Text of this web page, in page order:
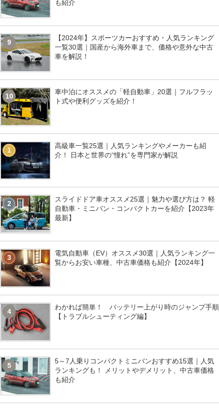
も紹介
9
【2024年】スポーツカーおすすめ・人気ランキング
一覧30選｜国産から海外車まで、価格や意外な中古
車を解説！
10
車中泊にオススメの「軽自動車」20選｜フルフラッ
ト式や便利グッズを紹介！
1
高級車一覧25選｜人気ランキングやメーカーも紹
介！ 日本と世界の“憧れ”を専門家が解説
2
スライドドア車オススメ25選｜魅力や選び方は？ 軽
自動車・ミニバン・コンパクトカーを紹介【2023年
最新】
3
電気自動車（EV）オススメ30選｜人気ランキング一
覧からお安い車種、中古車価格も紹介【2024年】
4
わかれば簡単！ バッテリー上がり時のジャンプ手順
【トラブルシューティング編】
5
5～7人乗りコンパクトミニバンおすすめ15選｜人気
ランキングも！ メリットやデメリット、中古車価格
も紹介